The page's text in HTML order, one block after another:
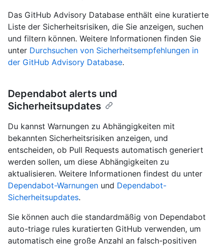
Das GitHub Advisory Database enthält eine kuratierte
Liste der Sicherheitsrisiken, die Sie anzeigen, suchen
und filtern können. Weitere Informationen finden Sie
unter Durchsuchen von Sicherheitsempfehlungen in
der GitHub Advisory Database.
Dependabot alerts und
Sicherheitsupdates
Du kannst Warnungen zu Abhängigkeiten mit
bekannten Sicherheitsrisiken anzeigen, und
entscheiden, ob Pull Requests automatisch generiert
werden sollen, um diese Abhängigkeiten zu
aktualisieren. Weitere Informationen findest du unter
Dependabot-Warnungen und Dependabot-
Sicherheitsupdates.
Sie können auch die standardmäßig von Dependabot
auto-triage rules kuratierten GitHub verwenden, um
automatisch eine große Anzahl an falsch-positiven